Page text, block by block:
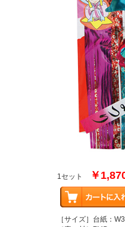
1セット ￥
［サイズ］台紙：